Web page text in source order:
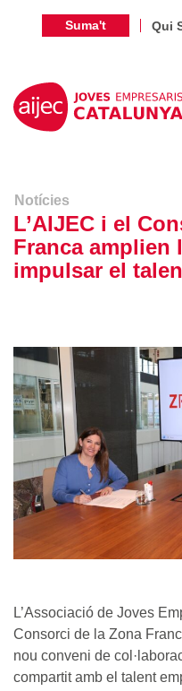
Suma't Qui
Notícies
L’AIJEC i el
Franca amplien
impulsar el
L’Associació de Joves
Consorci de la Zona
nou conveni de
compartit amb el talent